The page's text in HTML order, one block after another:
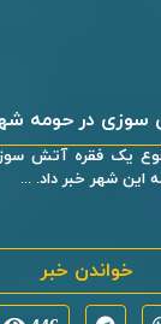
در حومه
یک فقره آتش
شهر خبر داد. ...
خواندن خبر